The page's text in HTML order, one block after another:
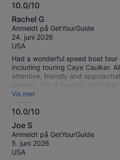
10.0/10
10.0
av
10
Rachel G
Anmeldt på GetYourGuide
24. juni 2026
USA
Had a wonderful speed boat
including touring Caye Caulker.
attentive, friendly and
agency. Tip: if you buy the
American buying it straight
You’re welcome ;)
Vis mer
10.0/10
10.0
av
10
Joe S
Anmeldt på GetYourGuide
5. juni 2026
USA